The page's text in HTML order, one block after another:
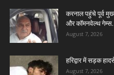
करनाल पहुंचे पूर्व
और कॉमनवेल्थ
August 7, 2026
हरिद्वार में सड़क
August 7, 2026